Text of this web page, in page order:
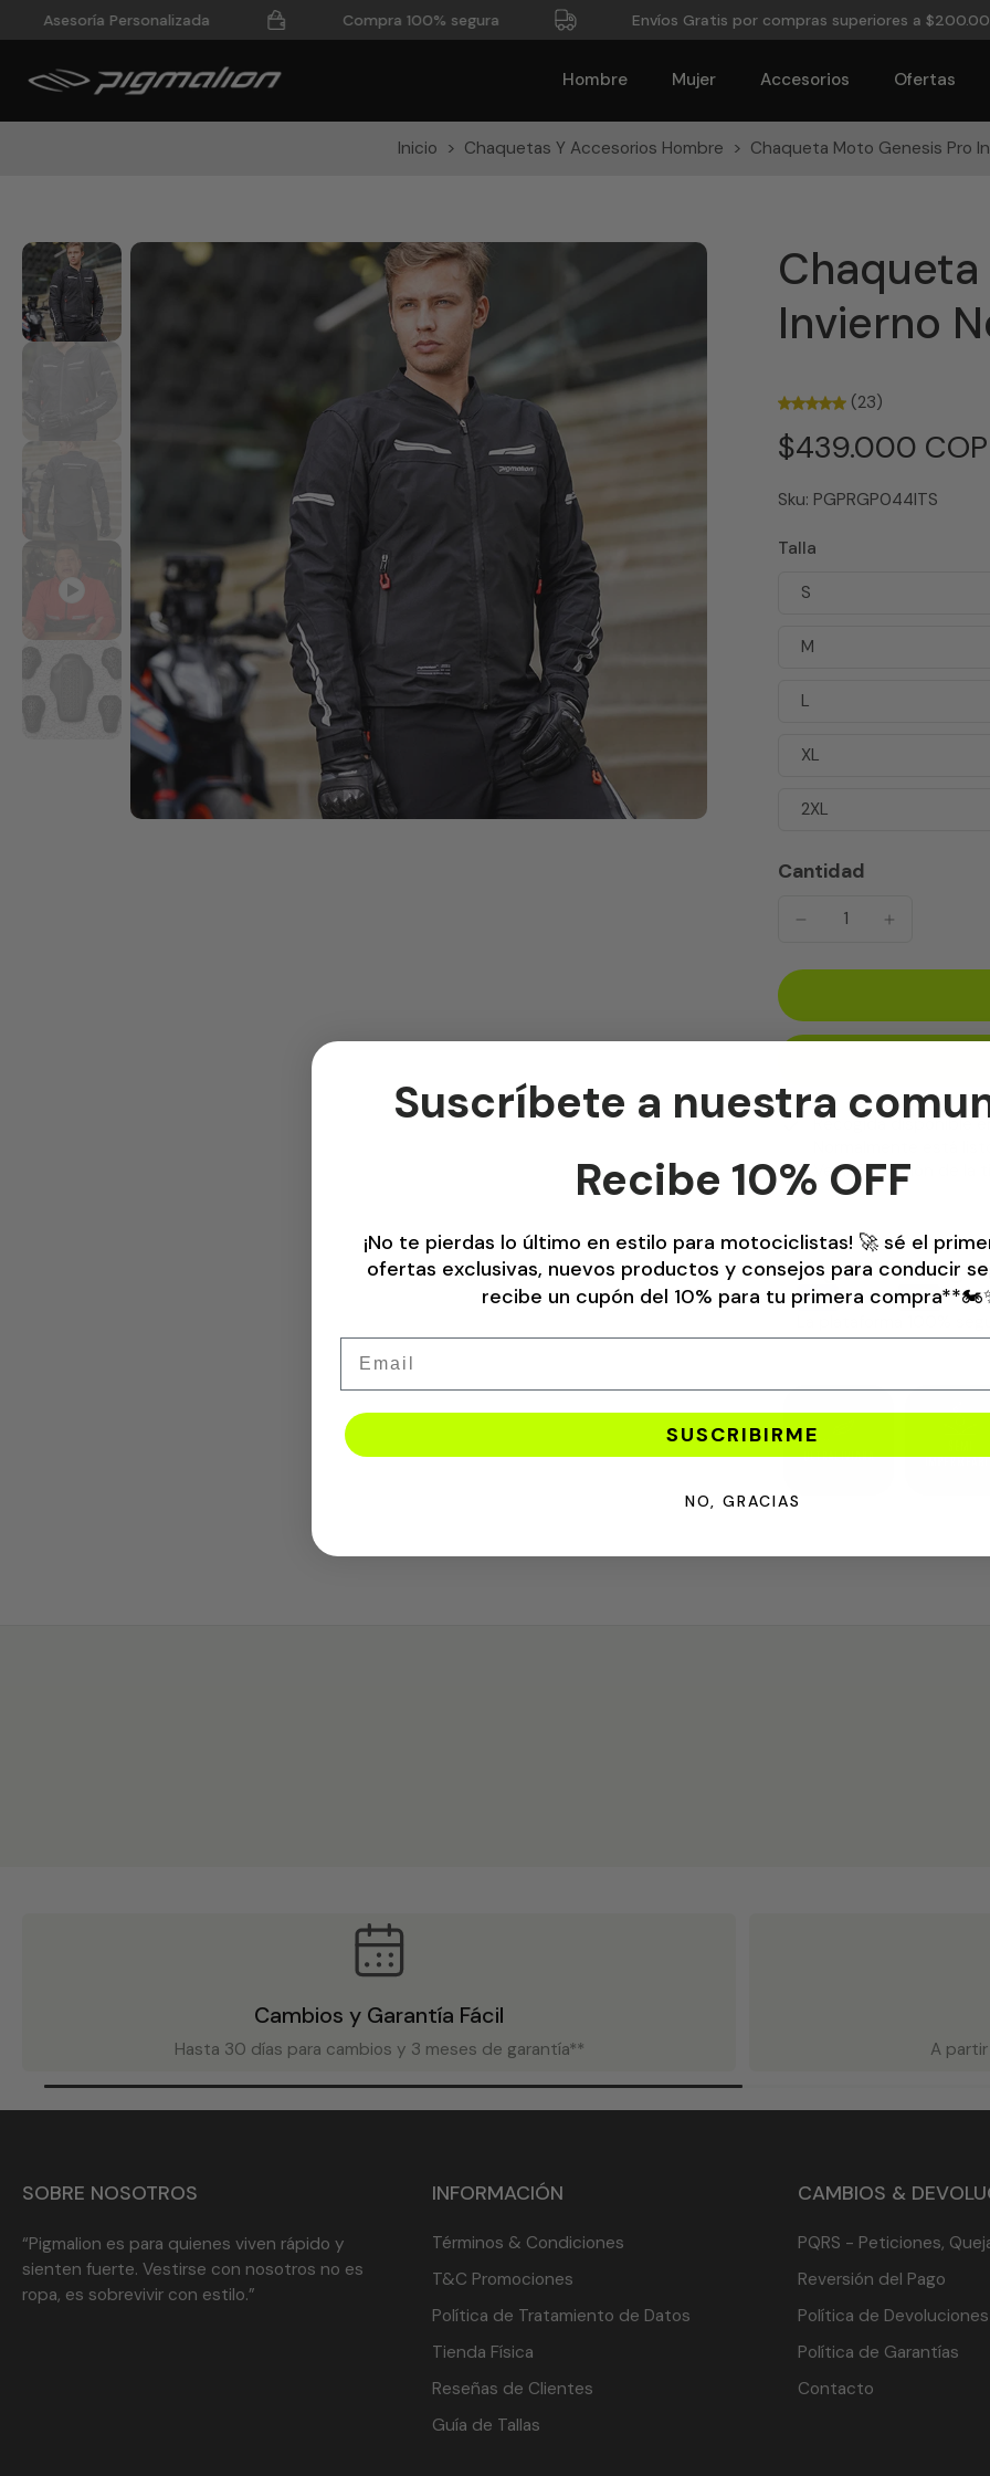
saltar
contenido
Asesoría Personalizada Compra 100% segura Envíos Gratis por compras superiores a $200.000
Hombre Mujer Accesorios Ofertas
Inicio > Chaquetas Y Accesorios Hombre > Chaqueta Moto Genesis Pro
Saltar
a
información
del
Chaqueta
Invierno
(23)
$439.000 COP
Sku: PGPRGP044ITS
Talla
S
M
L
XL
2XL
Cantidad
Recogida disponible
Ver información de la
Paga 100%
La plataforma 100%
Cambios y Garantía Fácil
Hasta 30 días para cambios y 3 meses de garantía** A
SOBRE NOSOTROS
“Pigmalion es para quienes viven rápido y
sienten fuerte. Vestirse con nosotros no es
ropa, es sobrevivir con estilo.”
INFORMACIÓN
Términos & Condiciones
T&C Promociones
Política de Tratamiento de Datos
Tienda Física
Reseñas de Clientes
Guía de Tallas
CAMBIOS &
PQRS - Peticiones,
Reversión del Pago
Política de Devoluciones
Política de Garantías
Contacto
Suscríbete a nuestra
Recibe 10% OFF
¡No te pierdas lo último en estilo para motociclistas! 🚀 sé el
ofertas exclusivas, nuevos productos y consejos para conducir
recibe un cupón del 10% para tu primera
SUSCRIBIRME
NO, GRACIAS